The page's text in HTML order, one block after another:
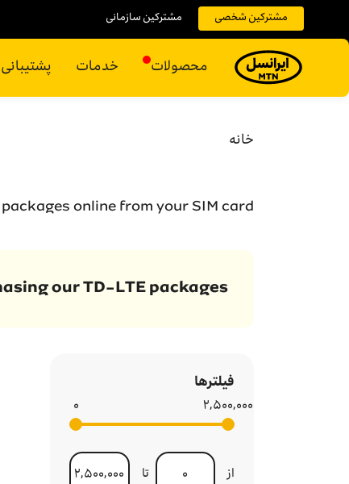
مشترکین شخصی مشترکین سازمانی
محصولات خدمات پشتیبانی
خانه
online from your SIM card.
our TD-LTE packages.
فیلترها
۰ ۲,۵۰۰,۰۰۰
از تا